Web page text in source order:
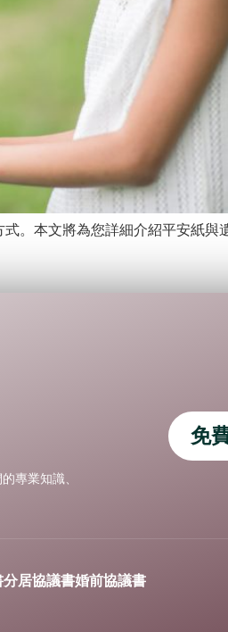
。本文將為您詳細介紹平安紙與
專業知識、
免
分居協議書婚前協議書